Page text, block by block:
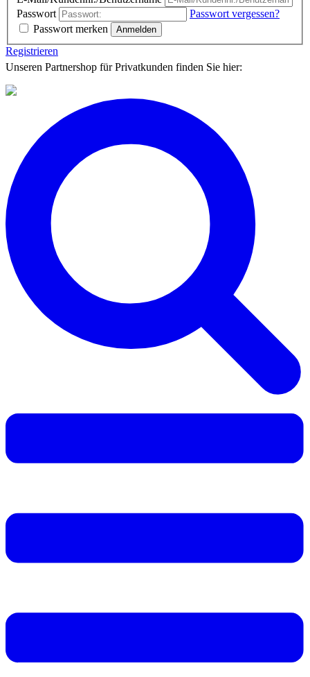
Passwort
Passwort vergessen?
Passwort merken
Anmelden
Registrieren
Unseren Partnershop für Privatkunden finden Sie hier: